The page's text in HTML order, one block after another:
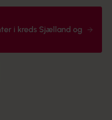
i kreds Sjælland og